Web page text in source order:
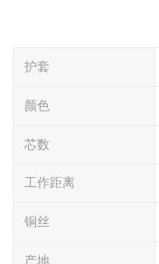
护套
颜色
芯数
工作距离
铜丝
产地